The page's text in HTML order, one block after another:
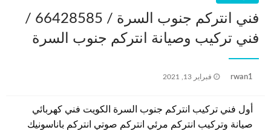
فني انتركم جنوب السرة / 66428585 /
فني تركيب وصيانة انتركم جنوب السرة
rwan1
نُشر
فبراير 13, 2021
أول فني تركيب انتركم جنوب السرة الكويت فني كهربائي
صيانة وتركيب انتركم مرئي انتركم صوتي انتركم باناسونيك